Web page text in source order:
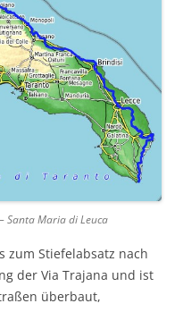
Santa Maria di Leuca
zum Stiefelabsatz nach
der Via Trajana und ist
überbaut,